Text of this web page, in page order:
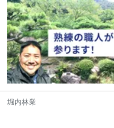
堀内林業